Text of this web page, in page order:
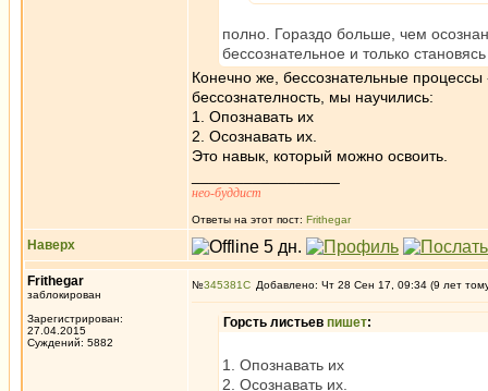
полно. Гораздо больше, чем
бессознательное и только
Конечно же, бессознательные процессы
бессознателность, мы научились:
1. Опознавать их
2. Осознавать их.
Это навык, который можно освоить.
нео-буддист
Ответы на этот пост: Frithegar
Наверх
Frithegar
заблокирован
Зарегистрирован:
27.04.2015
Суждений: 5882
№345381 Добавлено: Чт 28 Сен 17, 09:34 (9 лет
Горсть листьев пишет:
1. Опознавать их
2. Осознавать их.